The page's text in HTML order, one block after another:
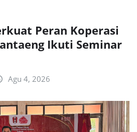
Peran Koperasi
Ikuti Seminar
Agu 4, 2026